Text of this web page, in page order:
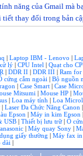
năng của Gmail mà
tiết thay đổi trong bản
| Laptop IBM - Lenovo |
lý | CPU Intel | Quạt cho
| DDR II | DDR III | Ram for
cứng cắm ngoài | Bộ nguồn
| Case Smart | Case
Mitsumi | Mouse HP |
| Loa máy tính | Loa
| Laser Đa Chức Năng Canon |
Epson | Máy in kim Epson |
USB | Thiết bị lưu trữ| Ổ
| Máy quay Sony |
giấy thường | Máy fax in
dài |